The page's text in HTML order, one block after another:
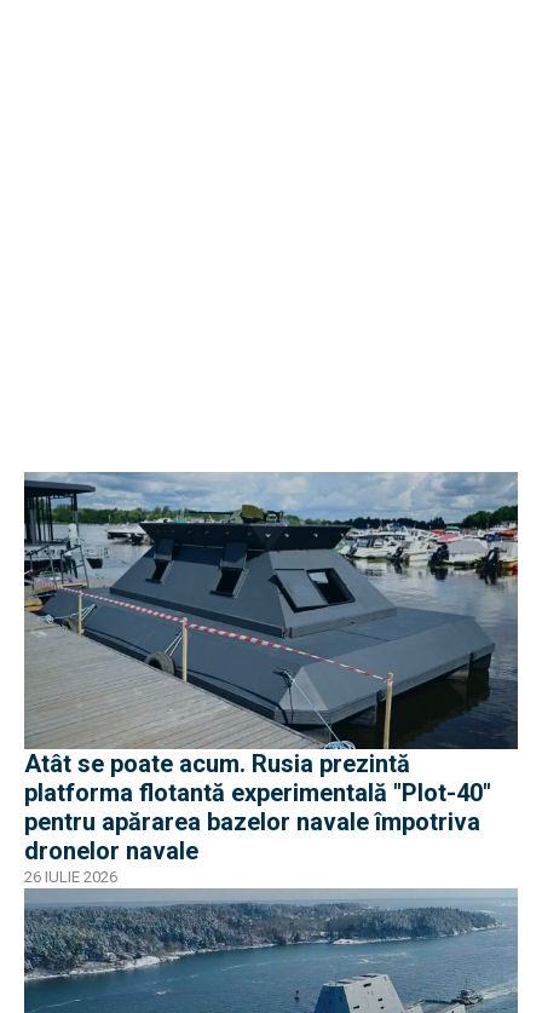
Atât se poate acum. Rusia prezintă
platforma flotantă experimentală "Plot-40"
pentru apărarea bazelor navale împotriva
dronelor navale
26 IULIE 2026